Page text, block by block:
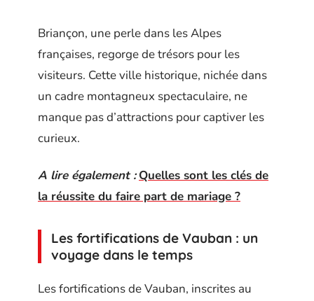
Briançon, une perle dans les Alpes
françaises, regorge de trésors pour les
visiteurs. Cette ville historique, nichée dans
un cadre montagneux spectaculaire, ne
manque pas d’attractions pour captiver les
curieux.
A lire également : Quelles sont les clés de
la réussite du faire part de mariage ?
Les fortifications de Vauban : un
voyage dans le temps
Les fortifications de Vauban, inscrites au